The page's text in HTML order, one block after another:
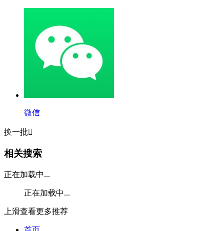
微信
换一批
相关搜索
正在加载中...
正在加载中...
上滑查看更多推荐